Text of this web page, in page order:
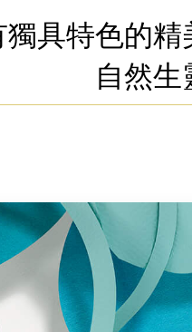
具特色的
自然生